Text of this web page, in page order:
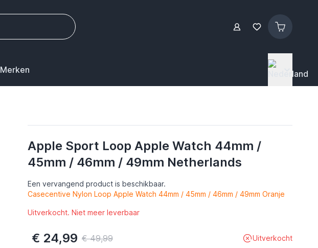
Merken
Apple Sport Loop Apple Watch 44mm /
45mm / 46mm / 49mm Netherlands
Een vervangend product is beschikbaar.
Casecentive Nylon Loop Apple Watch 44mm / 45mm / 46mm / 49mm Oranje
Uitverkocht. Niet meer leverbaar
€ 24,99 € 49,99 Uitverkocht